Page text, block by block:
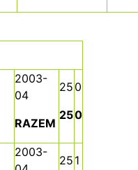
2003-
04
RAZEM
25
25
0
0
2003-
25 1